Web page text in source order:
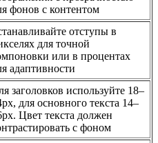
фонов с контентом
отступы в
для точной
или в процентах
адаптивности
заголовков используйте 18–
для основного текста 14–
Цвет текста должен
с фоном